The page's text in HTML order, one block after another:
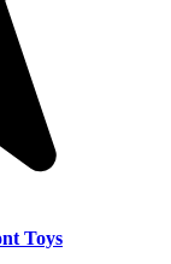
Toys